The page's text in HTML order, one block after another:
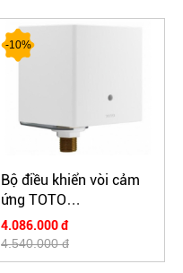
-10%
Bộ điều khiển vòi cảm
ứng TOTO
TLE01502A1/TLN01102A
4.086.000 đ
4.540.000 đ